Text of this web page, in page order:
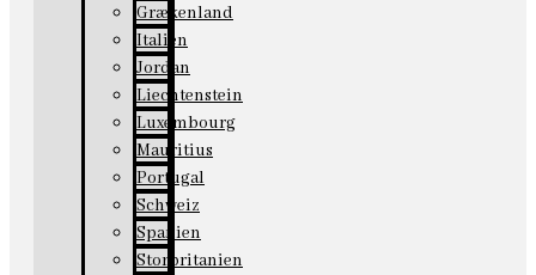
Grækenland
Italien
Jordan
Liechtenstein
Luxembourg
Mauritius
Portugal
Schweiz
Spanien
Storbritanien